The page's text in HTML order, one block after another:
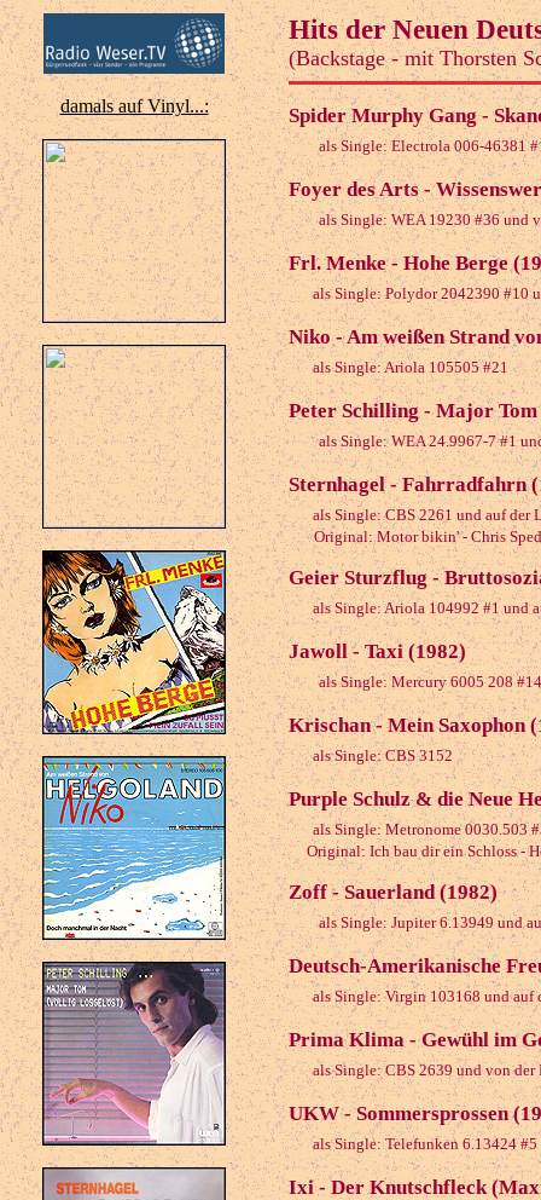
damals auf Vinyl...:
Hits der Neuen
(Backstage - mit Thorsten
Spider Murphy Gang -
als Single: Electrola 006-46381
Foyer des Arts -
als Single: WEA 19230 #36 und
Frl. Menke - Hohe Berge
als Single: Polydor 2042390 #10
Niko - Am weißen Strand
als Single: Ariola 105505 #21
Peter Schilling - Major Tom
als Single: WEA 24.9967-7 #1
Sternhagel - Fahrradfahrn
als Single: CBS 2261 und auf der
Original: Motor bikin' - Chris
Geier Sturzflug -
als Single: Ariola 104992 #1 und
Jawoll - Taxi (1982)
als Single: Mercury 6005 208 #14
Krischan - Mein Saxophon
als Single: CBS 3152
Purple Schulz & die Neue
als Single: Metronome 0030.503
Original: Ich bau dir ein Schloss -
Zoff - Sauerland (1982)
als Single: Jupiter 6.13949 und
Deutsch-Amerikanische
als Single: Virgin 103168 und auf
Prima Klima - Gewühl im
als Single: CBS 2639 und von der
UKW - Sommersprossen
als Single: Telefunken 6.13424
Ixi - Der Knutschfleck